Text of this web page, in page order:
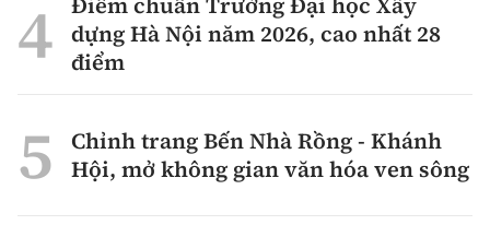
dựng Hà Nội năm 2026, cao nhất 28
điểm
Chỉnh trang Bến Nhà Rồng - Khánh
Hội, mở không gian văn hóa ven sông